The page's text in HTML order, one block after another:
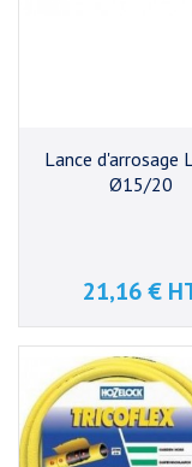
Lance d'arrosage
Ø15/20
Prix
21,16 €